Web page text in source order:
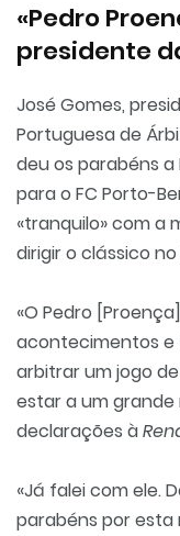
«Pedro
presidente
José Gomes,
Portuguesa de
deu os parabéns
para o FC Porto-
«tranquilo» com a
dirigir o clássico
«O Pedro
acontecimentos e
arbitrar um jogo
estar a um grande
declarações à
«Já falei com ele.
parabéns por esta